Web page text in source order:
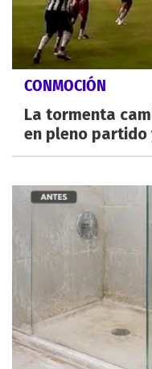
CONMOCIÓN
La tormenta
en pleno partido